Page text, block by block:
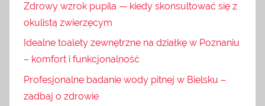
Zdrowy wzrok pupila — kiedy skonsultować się z
okulistą zwierzęcym
Idealne toalety zewnętrzne na działkę w Poznaniu
– komfort i funkcjonalność
Profesjonalne badanie wody pitnej w Bielsku –
zadbaj o zdrowie